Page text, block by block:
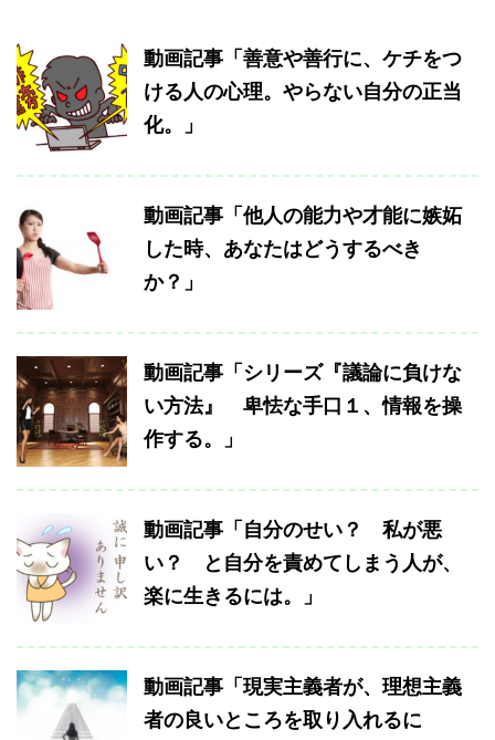
動画記事「善意や善行に、ケチをつ
ける人の心理。やらない自分の正当
化。」
動画記事「他人の能力や才能に嫉妬
した時、あなたはどうするべき
か？」
動画記事「シリーズ『議論に負けな
い方法』 卑怯な手口１、情報を操
作する。」
動画記事「自分のせい？ 私が悪
い？ と自分を責めてしまう人が、
楽に生きるには。」
動画記事「現実主義者が、理想主義
者の良いところを取り入れるに